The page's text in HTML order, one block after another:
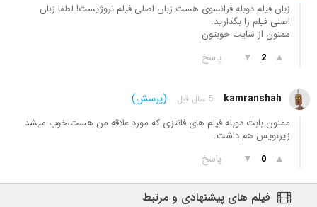
زبان فیلم دوبله فرانسوی هست زبان اصلی فیلم نروژیست! لطفا زبان
اصلی فیلم را بگذارید.
ممنون از سایت خوبتون
▲
2
▼ پاسخ
kamranshah 5 سال قبل (پرسش)
ممنون بابت دوبله فیلم های فانتزی که مورد علاقه من هست،خوب میشد
زیرنویس هم داشت.
▲
0
▼ پاسخ
فیلم های پیشنهادی و مرتبط